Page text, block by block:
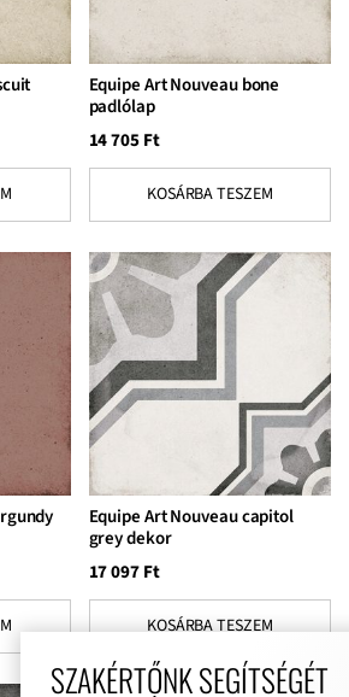
Equipe Art Nouveau bone
padlólap
14 705Ft
KOSÁRBA TESZEM
Equipe Art Nouveau capitol
grey dekor
17 097Ft
KOSÁRBA TESZEM
SZAKÉRTŐNK SEGÍTSÉGÉT